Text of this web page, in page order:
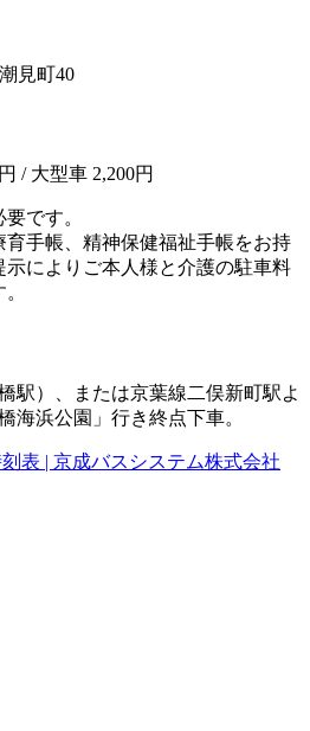
見町40
/ 大型車 2,200円
です。
育手帳、精神保健福祉手帳をお持
示によりご本人様と介護の駐車料
駅）、または京葉線二俣新町駅よ
海浜公園」行き終点下車。
表 | 京成バスシステム株式会社